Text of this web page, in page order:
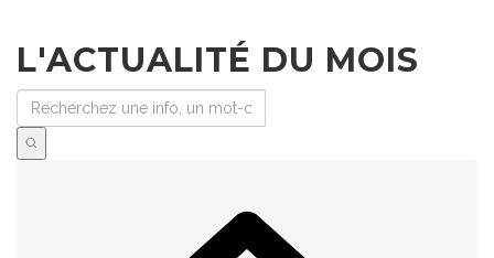
L'ACTUALITÉ DU MOIS